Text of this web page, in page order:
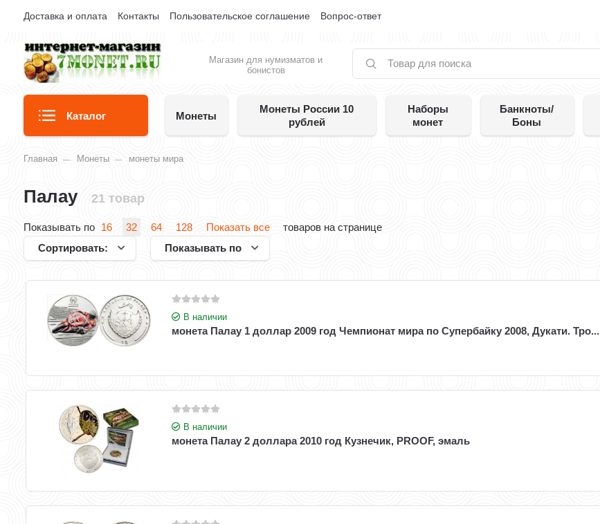
Доставка и оплата Контакты Пользовательское соглашение Вопрос-ответ
Магазин для нумизматов и
бонистов
Каталог Монеты
Монеты России 10
рублей
Наборы
монет
Банкноты/
Боны
Главная Монеты монеты мира
Палау 21 товар
Показывать по 16 32 64 128 Показать все
товаров на странице
Сортировать:
Показывать по
В наличии
монета Палау 1 доллар 2009 год Чемпионат мира по Супербайку 2008, Дукати. Тро...
В наличии
монета Палау 2 доллара 2010 год Кузнечик, PROOF, эмаль